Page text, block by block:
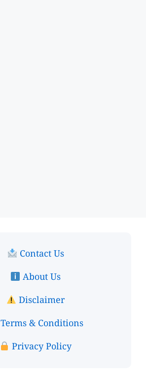
Contact Us
About Us
Disclaimer
Terms & Conditions
Privacy Policy